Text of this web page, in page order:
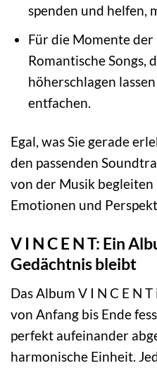
spenden und helfen,
Für die Momente
Romantische Songs,
höherschlagen
entfachen.
Egal, was Sie gerade
den passenden
von der Musik begleiten
Emotionen und
V I N C E N T: Ein
Gedächtnis bleibt
Das Album V I N C E N
von Anfang bis Ende
perfekt aufeinander
harmonische Einheit.